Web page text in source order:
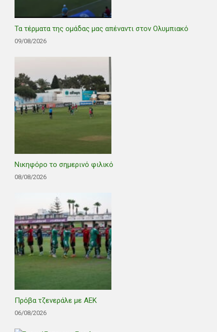
Τα τέρματα της ομάδας μας απέναντι στον Ολυμπιακό
09/08/2026
Νικηφόρο το σημερινό φιλικό
08/08/2026
Πρόβα τζενεράλε με ΑΕΚ
06/08/2026